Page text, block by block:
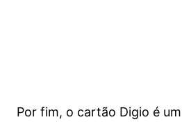
Por fim, o cartão Digio é